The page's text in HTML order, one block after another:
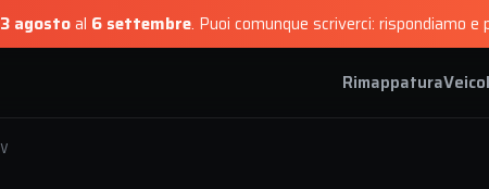
3 agostoal 6 settembre. Puoi comunque scriverci: rispondiamo
Rimappatura